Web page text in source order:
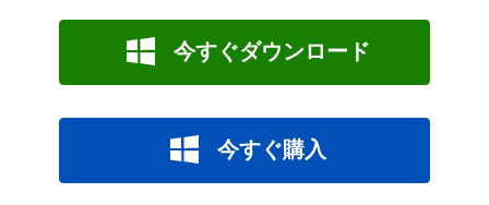
今すぐダウンロード
今すぐ購入